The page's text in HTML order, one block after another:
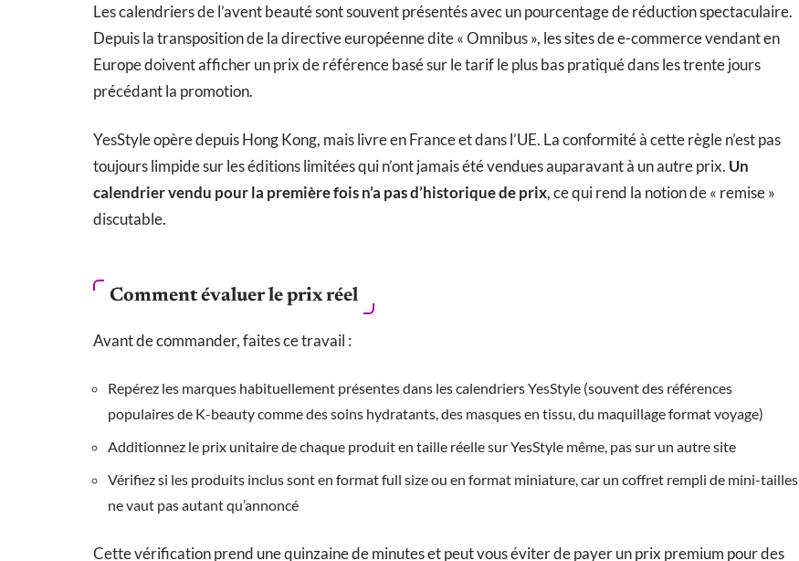
Les calendriers de l’avent beauté sont souvent présentés avec un pourcentage de réduction spectaculaire.
Depuis la transposition de la directive européenne dite « Omnibus », les sites de e-commerce vendant en
Europe doivent afficher un prix de référence basé sur le tarif le plus bas pratiqué dans les trente jours
précédant la promotion.
YesStyle opère depuis Hong Kong, mais livre en France et dans l’UE. La conformité à cette règle n’est pas
toujours limpide sur les éditions limitées qui n’ont jamais été vendues auparavant à un autre prix. Un
calendrier vendu pour la première fois n’a pas d’historique de prix, ce qui rend la notion de « remise »
discutable.
Comment évaluer le prix réel
Avant de commander, faites ce travail :
Repérez les marques habituellement présentes dans les calendriers YesStyle (souvent des références
populaires de K-beauty comme des soins hydratants, des masques en tissu, du maquillage format voyage)
Additionnez le prix unitaire de chaque produit en taille réelle sur YesStyle même, pas sur un autre site
Vérifiez si les produits inclus sont en format full size ou en format miniature, car un coffret rempli de mini-tailles
ne vaut pas autant qu’annoncé
Cette vérification prend une quinzaine de minutes et peut vous éviter de payer un prix premium pour des